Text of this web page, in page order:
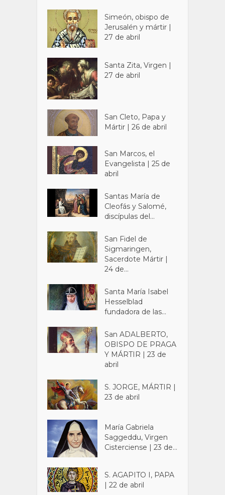
Simeón, obispo de
Jerusalén y mártir |
27 de abril
Santa Zita, Virgen |
27 de abril
San Cleto, Papa y
Mártir | 26 de abril
San Marcos, el
Evangelista | 25 de
abril
Santas María de
Cleofás y Salomé,
discípulas del...
San Fidel de
Sigmaringen,
Sacerdote Mártir |
24 de...
Santa María Isabel
Hesselblad
fundadora de las...
San ADALBERTO,
OBISPO DE PRAGA
Y MÁRTIR | 23 de
abril
S. JORGE, MÁRTIR |
23 de abril
María Gabriela
Saggeddu, Virgen
Cisterciense | 23 de...
S. AGAPITO I, PAPA
| 22 de abril